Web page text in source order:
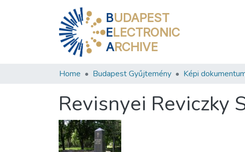
BUDAPEST
ELECTRONIC
ARCHIVE
Home Budapest Gyűjtemény Képi
Revisnyei Reviczky